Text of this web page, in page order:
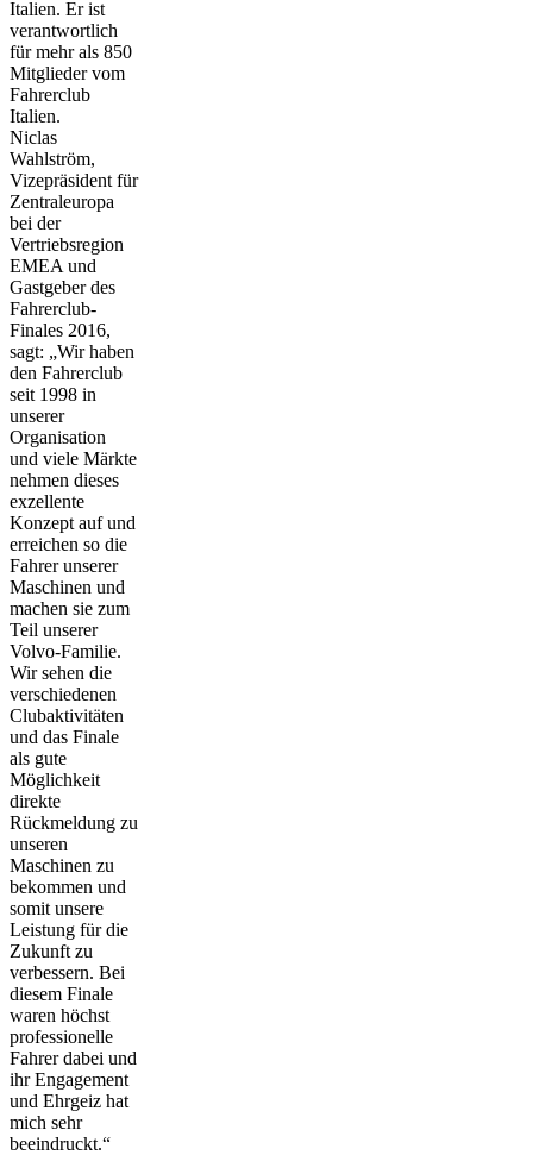
Italien. Er ist
verantwortlich
für mehr als 850
Mitglieder vom
Fahrerclub
Italien.
Niclas
Wahlström,
Vizepräsident für
Zentraleuropa
bei der
Vertriebsregion
EMEA und
Gastgeber des
Fahrerclub-
Finales 2016,
sagt: „Wir haben
den Fahrerclub
seit 1998 in
unserer
Organisation
und viele Märkte
nehmen dieses
exzellente
Konzept auf und
erreichen so die
Fahrer unserer
Maschinen und
machen sie zum
Teil unserer
Volvo-Familie.
Wir sehen die
verschiedenen
Clubaktivitäten
und das Finale
als gute
Möglichkeit
direkte
Rückmeldung zu
unseren
Maschinen zu
bekommen und
somit unsere
Leistung für die
Zukunft zu
verbessern. Bei
diesem Finale
waren höchst
professionelle
Fahrer dabei und
ihr Engagement
und Ehrgeiz hat
mich sehr
beeindruckt.“